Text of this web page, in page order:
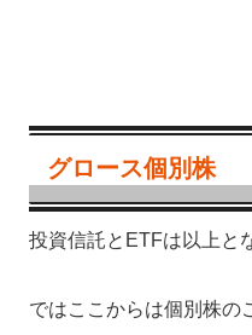
グロース個別株
投資信託とETFは以上と
ではここからは個別株の